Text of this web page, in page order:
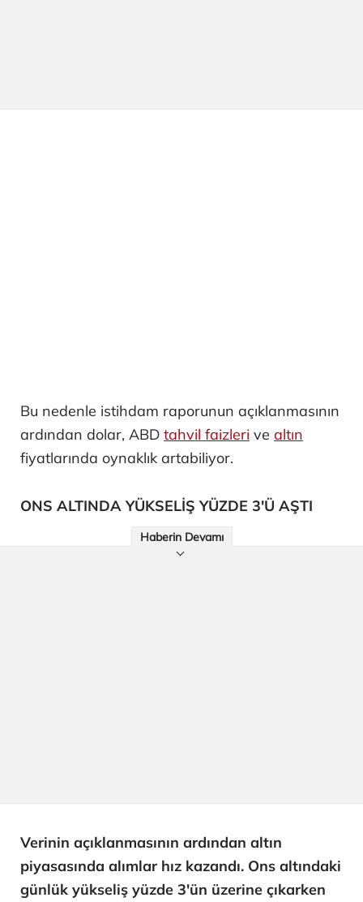
Bu nedenle istihdam raporunun açıklanmasının
ardından dolar, ABD tahvil faizleri ve altın
fiyatlarında oynaklık artabiliyor.
ONS ALTINDA YÜKSELİŞ YÜZDE 3'Ü AŞTI
Haberin Devamı
Verinin açıklanmasının ardından altın
piyasasında alımlar hız kazandı. Ons altındaki
günlük yükseliş yüzde 3'ün üzerine çıkarken